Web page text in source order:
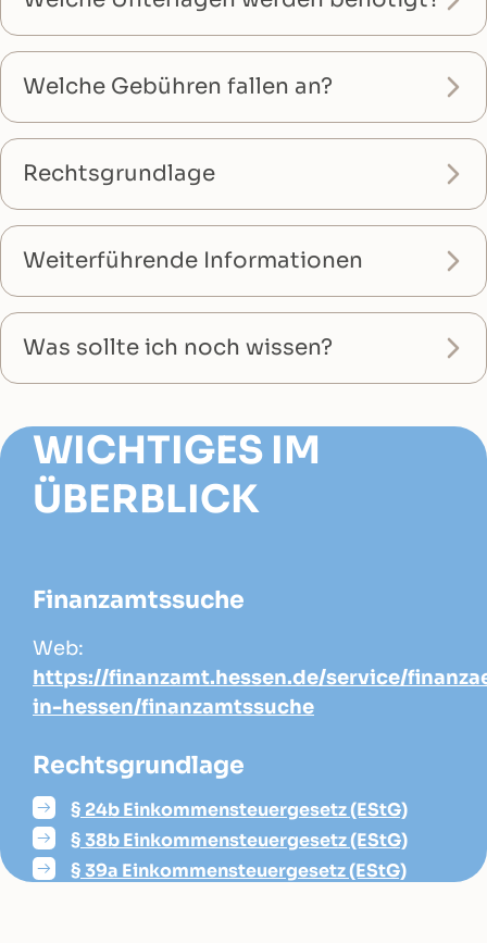
Welche Gebühren fallen an?
Rechtsgrundlage
Weiterführende Informationen
Was sollte ich noch wissen?
WICHTIGES IM
ÜBERBLICK
Finanzamtssuche
Web:
https://finanzamt.hessen.de/service/
in-hessen/finanzamtssuche
Rechtsgrundlage
§ 24b Einkommensteuergesetz (EStG)
§ 38b Einkommensteuergesetz (EStG)
§ 39a Einkommensteuergesetz (EStG)